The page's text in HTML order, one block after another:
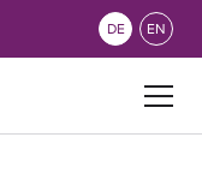
DE EN